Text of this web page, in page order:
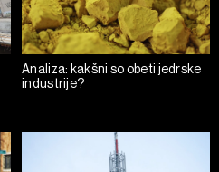
Analiza: kakšni so obeti jedrske
industrije?